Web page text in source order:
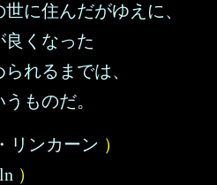
に住んだがゆえに、
良くなった
れるまでは、
ものだ。
リンカーン ）
）